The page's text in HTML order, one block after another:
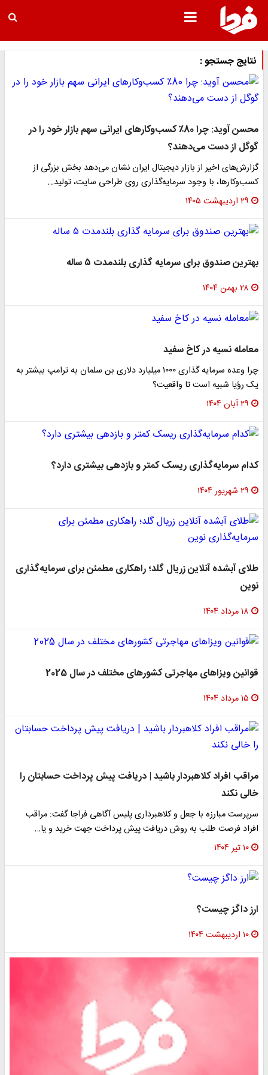
نتایج جستجو :
محسن آوید: چرا 80٪ کسب‌وکارهای ایرانی سهم بازار خود را در
گوگل از دست می‌دهند؟
گزارش‌های اخیر از بازار دیجیتال ایران نشان می‌دهد بخش بزرگی از
کسب‌وکارها، با وجود سرمایه‌گذاری روی طراحی سایت، تولید…
۲۹ اردیبهشت ۱۴۰۵
بهترین صندوق برای سرمایه گذاری بلندمدت ۵ ساله
۲۸ بهمن ۱۴۰۴
معامله نسیه در کاخ سفید
چرا وعده سرمایه گذاری ۱۰۰۰ میلیارد دلاری بن سلمان به ترامپ بیشتر به
یک رؤیا شبیه است تا واقعیت؟
۲۹ آبان ۱۴۰۴
کدام سرمایه‌گذاری ریسک کمتر و بازدهی بیشتری دارد؟
۲۹ شهریور ۱۴۰۴
طلای آبشده آنلاین زریال گلد؛ راهکاری مطمئن برای سرمایه‌گذاری
نوین
۱۸ مرداد ۱۴۰۴
قوانین ویزاهای مهاجرتی کشورهای مختلف در سال 2025
۱۵ مرداد ۱۴۰۴
مراقب افراد کلاهبردار باشید | دریافت پیش پرداخت حسابتان را
خالی نکند
سرپرست مبارزه با جعل و کلاهبرداری پلیس آگاهی فراجا گفت: مراقب
افراد فرصت طلب به روش دریافت پیش پرداخت جهت خرید و یا…
۱۰ تیر ۱۴۰۴
ارز داگز چیست؟
۱۰ اردیبهشت ۱۴۰۴